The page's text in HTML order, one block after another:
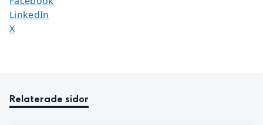
Dela sidan på
LinkedIn
Dela sidan på
X
Relaterade sidor